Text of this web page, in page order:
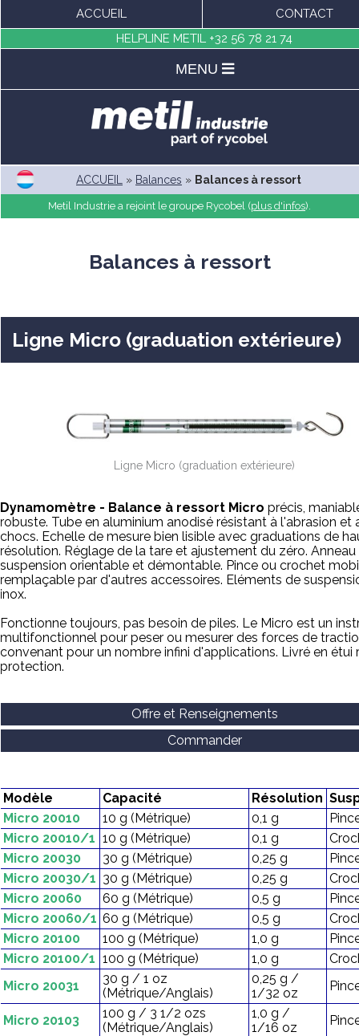
ACCUEIL
CONTACT
HELPLINE METIL +32 56 78 21 74
MENU
ACCUEIL » Balances » Balances à ressort
Metil Industrie a rejoint le groupe Rycobel (plus d'infos).
Balances à ressort
Ligne Micro (graduation extérieure)
Ligne Micro (graduation extérieure)
Dynamomètre - Balance à ressort Micro précis,
robuste. Tube en aluminium anodisé résistant à l'abrasion et
chocs. Echelle de mesure bien lisible avec graduations de
résolution. Réglage de la tare et ajustement du zéro. Anneau
suspension orientable et démontable. Pince ou crochet
remplaçable par d'autres accessoires. Eléments de
inox.
Fonctionne toujours, pas besoin de piles. Le Micro est un
multifonctionnel pour peser ou mesurer des forces de
convenant pour un nombre infini d'applications. Livré en étui
protection.
Offre et Renseignements
Commander
Modèle Capacité Résolution
Micro 20010
10 g (Métrique) 0,1 g
Micro 20010/1 10 g (Métrique) 0,1 g
Micro 20030
30 g (Métrique) 0,25 g
Micro 20030/1 30 g (Métrique) 0,25 g
Micro 20060
60 g (Métrique) 0,5 g
Micro 20060/1 60 g (Métrique) 0,5 g
Micro 20100
100 g (Métrique) 1,0 g
Micro 20100/1 100 g (Métrique) 1,0 g
Micro 20031
30 g / 1 oz
(Métrique/Anglais)
0,25 g /
1/32 oz
Micro 20103
100 g / 3 1/2 ozs
(Métrique/Anglais)
1,0 g /
1/16 oz